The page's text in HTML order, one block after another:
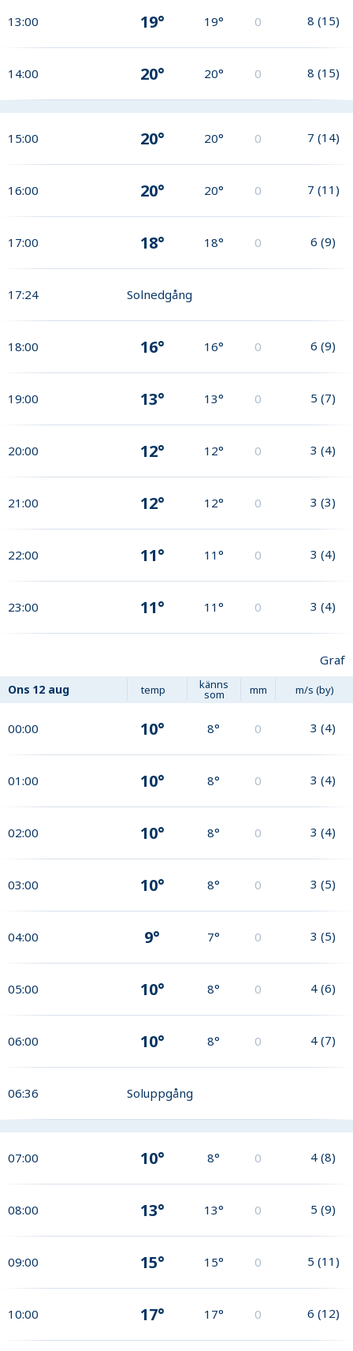
13:00 19° 19° 0 8 (15)
14:00 20° 20° 0 8 (15)
15:00 20° 20° 0 7 (14)
16:00 20° 20° 0 7 (11)
17:00 18° 18° 0 6 (9)
17:24 Solnedgång
18:00 16° 16° 0 6 (9)
19:00 13° 13° 0 5 (7)
20:00 12° 12° 0 3 (4)
21:00 12° 12° 0 3 (3)
22:00 11° 11° 0 3 (4)
23:00 11° 11° 0 3 (4)
Graf
Ons 12 aug temp känns
som mm m/s (by)
00:00 10° 8° 0 3 (4)
01:00 10° 8° 0 3 (4)
02:00 10° 8° 0 3 (4)
03:00 10° 8° 0 3 (5)
04:00 9° 7° 0 3 (5)
05:00 10° 8° 0 4 (6)
06:00 10° 8° 0 4 (7)
06:36 Soluppgång
07:00 10° 8° 0 4 (8)
08:00 13° 13° 0 5 (9)
09:00 15° 15° 0 5 (11)
10:00 17° 17° 0 6 (12)